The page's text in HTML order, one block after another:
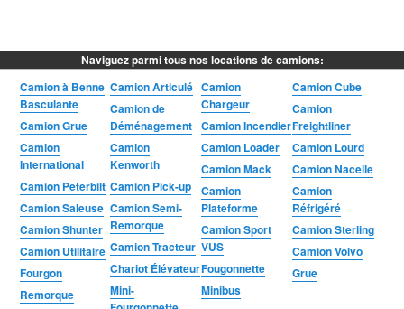
Naviguez parmi tous nos locations de camions:
Camion à Benne
Basculante
Camion Articulé Camion
Chargeur
Camion Cube
Camion de
Déménagement
Camion
Freightliner
Camion Grue
Camion Incendier
Camion
International
Camion
Kenworth
Camion Loader
Camion Lourd
Camion Mack
Camion Nacelle
Camion Peterbilt Camion Pick-up
Camion
Plateforme
Camion
Réfrigéré
Camion Saleuse Camion Semi-
Remorque
Camion Shunter
Camion Sport
VUS
Camion Sterling
Camion Tracteur
Camion Utilitaire
Camion Volvo
Chariot ÉlévateurFougonnette
Fourgon
Grue
Mini-
Minibus
Remorque